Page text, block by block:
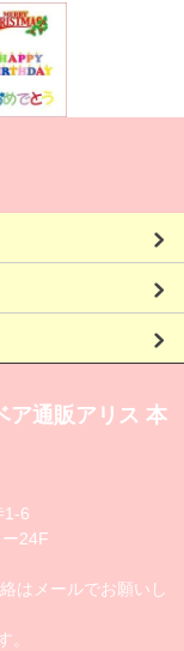
ア通販アリス 本
1-6
24F
はメールでお願いし
。